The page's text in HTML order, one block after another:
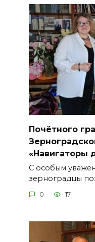
Почётного
«Навигаторы
С особым
зерноградцы
0 17